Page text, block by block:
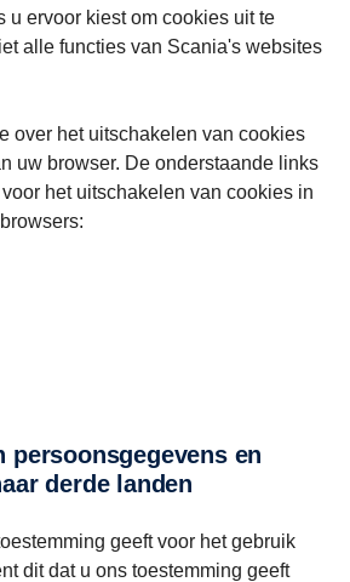
u ervoor kiest om cookies uit te
alle functies van Scania's websites
over het uitschakelen van cookies
uw browser. De onderstaande links
het uitschakelen van cookies in
derde landen
geeft voor het gebruik
dit dat u ons toestemming geeft